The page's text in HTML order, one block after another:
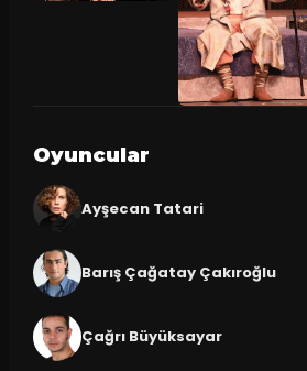
Oyuncular
Ayşecan Tatari
Barış Çağatay Çakıroğlu
Çağrı Büyüksayar